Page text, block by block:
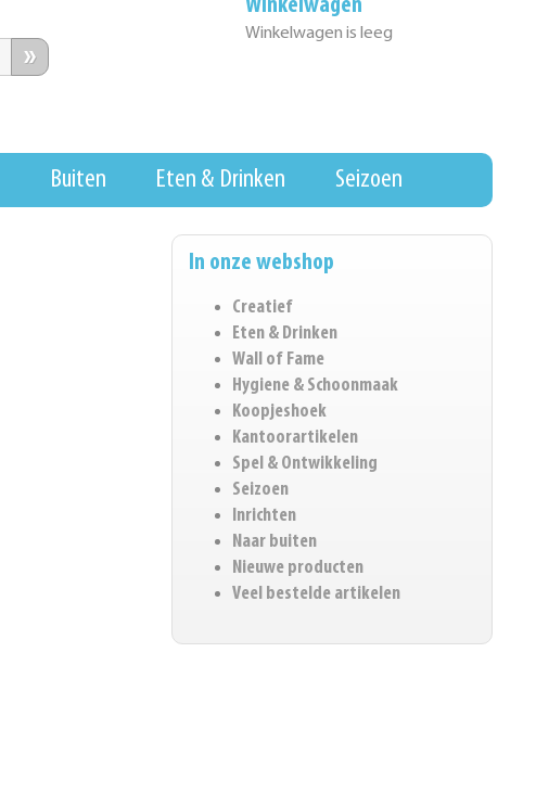
Winkelwagen
Winkelwagen is leeg
»
Buiten Eten & Drinken Seizoen
In onze webshop
Creatief
Eten & Drinken
Wall of Fame
Hygiene & Schoonmaak
Koopjeshoek
Kantoorartikelen
Spel & Ontwikkeling
Seizoen
Inrichten
Naar buiten
Nieuwe producten
Veel bestelde artikelen